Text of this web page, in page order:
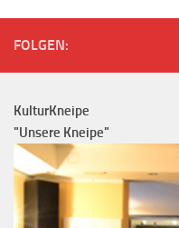
FOLGEN:
KulturKneipe
"Unsere Kneipe"